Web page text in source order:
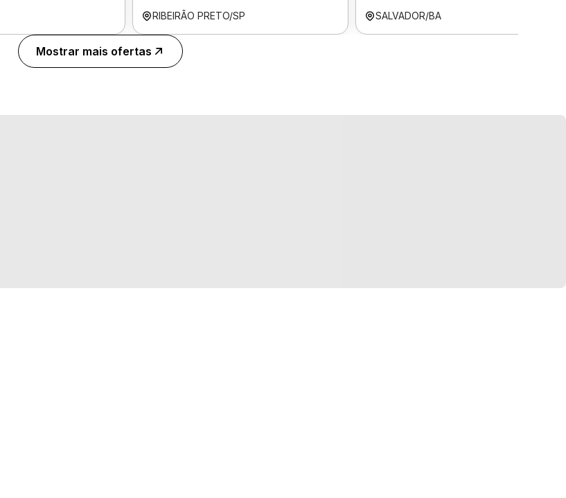
RIBEIRÃO PRETO/SP SALVADOR/BA
Mostrar mais ofertas